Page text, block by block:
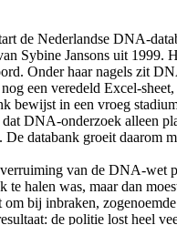
de Nederlandse DNA-
Sybine Jansons uit
Onder haar nagels zit
een veredeld Excel-
bewijst in een vroeg
DNA-onderzoek alleen
De databank groeit daarom
van de DNA-wet
te halen was, maar dan
om bij inbraken, zogenoemde
de politie lost heel